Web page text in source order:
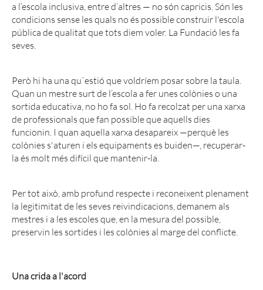
a l’escola inclusiva, entre d’altres — no són capricis. Són les
condicions sense les quals no és possible construir l'escola
pública de qualitat que tots diem voler. La Fundació les fa
seves.
Però hi ha una qu¨estió que voldríem posar sobre la taula.
Quan un mestre surt de l’escola a fer unes colònies o una
sortida educativa, no ho fa sol. Ho fa recolzat per una xarxa
de professionals que fan possible que aquells dies
funcionin. I quan aquella xarxa desapareix —perquè les
colònies s'aturen i els equipaments es buiden—, recuperar-
la és molt més difícil que mantenir-la.
Per tot això, amb profund respecte i reconeixent plenament
la legitimitat de les seves reivindicacions, demanem als
mestres i a les escoles que, en la mesura del possible,
preservin les sortides i les colònies al marge del conflicte.
Una crida a l'acord